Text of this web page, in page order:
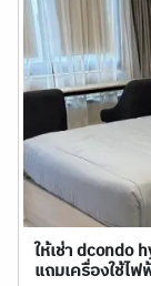
ให้เช่า dcondo
แถมเครื่องใช้ไ